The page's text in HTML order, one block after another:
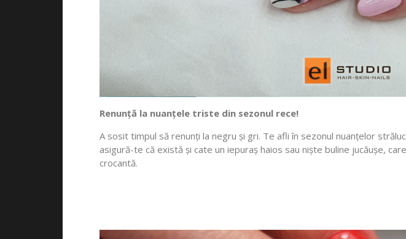
Renunță la nuanțele triste din sezonul rece!
A sosit timpul să renunți la negru și gri. Te afli în sezonul nuanțelor
asigură-te că există și cate un iepuraș haios sau niște buline jucăușe,
crocantă.